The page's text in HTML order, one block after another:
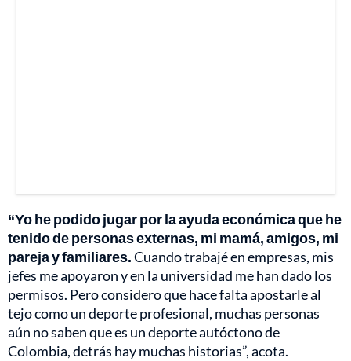
“Yo he podido jugar por la ayuda económica que he
tenido de personas externas, mi mamá, amigos, mi
pareja y familiares.Cuando trabajé en empresas, mis
jefes me apoyaron y en la universidad me han dado los
permisos. Pero considero que hace falta apostarle al
tejo como un deporte profesional, muchas personas
aún no saben que es un deporte autóctono de
Colombia, detrás hay muchas historias”, acota.